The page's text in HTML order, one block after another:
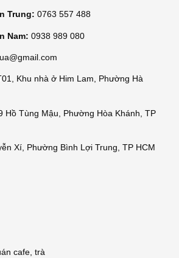
Trung: 0763 557 488
Nam: 0938 989 080
Khu nhà ở Him Lam, Phường Hà
Hồ Tùng Mậu, Phường Hòa Khánh, TP
Xí, Phường Bình Lợi Trung, TP HCM
cafe, trà